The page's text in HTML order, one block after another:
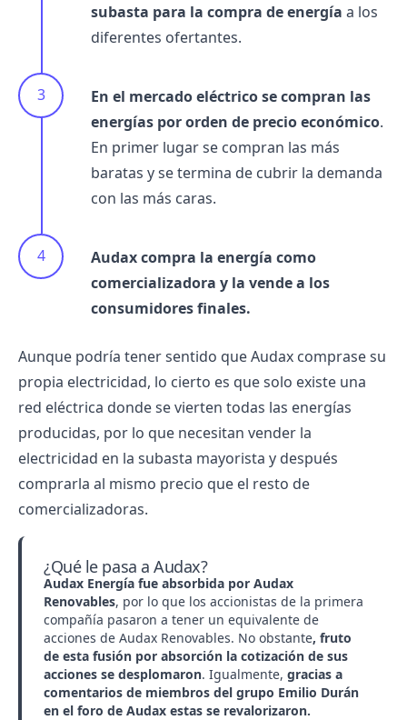
subasta para la compra de energía a los
diferentes ofertantes.
En el mercado eléctrico se compran las
energías por orden de precio económico.
En primer lugar se compran las más
baratas y se termina de cubrir la demanda
con las más caras.
Audax compra la energía como
comercializadora y la vende a los
consumidores finales.
Aunque podría tener sentido que Audax comprase su
propia electricidad, lo cierto es que solo existe una
red eléctrica donde se vierten todas las energías
producidas, por lo que necesitan vender la
electricidad en la subasta mayorista y después
comprarla al mismo precio que el resto de
comercializadoras.
¿Qué le pasa a Audax?
Audax Energía fue absorbida por Audax
Renovables, por lo que los accionistas de la primera
compañía pasaron a tener un equivalente de
acciones de Audax Renovables. No obstante, fruto
de esta fusión por absorción la cotización de sus
acciones se desplomaron. Igualmente, gracias a
comentarios de miembros del grupo Emilio Durán
en el foro de Audax estas se revalorizaron.